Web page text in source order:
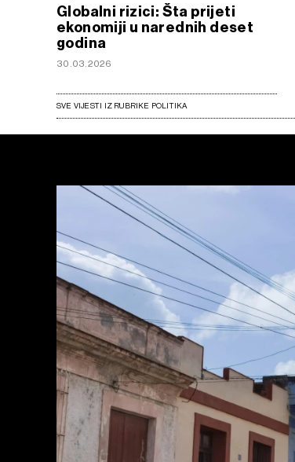
Globalni rizici: Šta prijeti
ekonomiji u narednih deset
godina
30.03.2026
SVE VIJESTI IZ RUBRIKE POLITIKA